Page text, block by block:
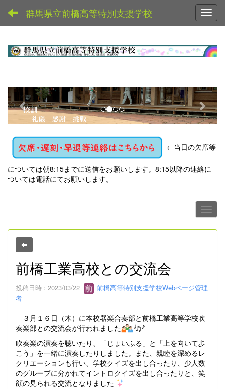
群馬県立前橋高等特別支援学校
p
r
e
v
i
o
u
n
e
x
←当日の欠席等
については朝8:15までに送信をお願いします。8:15以降の連絡に
ついては電話にてお願いします。
前橋工業高校との交流会
投稿日時 : 2023/03/22
前橋高等特別支援学校Webページ管理
者
３月１６日（木）に本校器楽合奏部と前橋工業高等学校吹
奏楽部との交流会が行われました
吹奏楽の演奏を聴いたり、「じょいふる」と「上を向いて歩
こう」を一緒に演奏したりしました。また、親睦を深めるレ
クリエーションも行い、学校クイズを出し合ったり、少人数
のグループに分かれてイントロクイズを出し合ったりと、笑
顔の見られる交流となりました